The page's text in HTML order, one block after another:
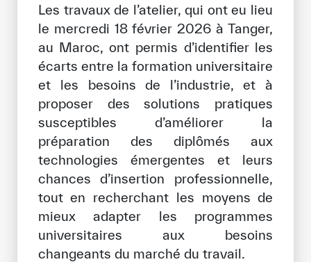
S’engager
Notre méthode de travail
S’engager
Rejoignez la famille de l’ICESCO
Pour les fournisseurs
Devenir partenaire
Soutien et dons
©Copyright ICESCO. Tous droits réservés.
Conditions d’utilisation
Les travaux de l’atelier, qui ont eu lieu
le mercredi 18 février 2026 à Tanger,
au Maroc, ont permis d’identifier les
écarts entre la formation universitaire
et les besoins de l’industrie, et à
proposer des solutions pratiques
susceptibles d’améliorer la
préparation des diplômés aux
technologies émergentes et leurs
chances d’insertion professionnelle,
tout en recherchant les moyens de
mieux adapter les programmes
universitaires aux besoins
changeants du marché du travail.